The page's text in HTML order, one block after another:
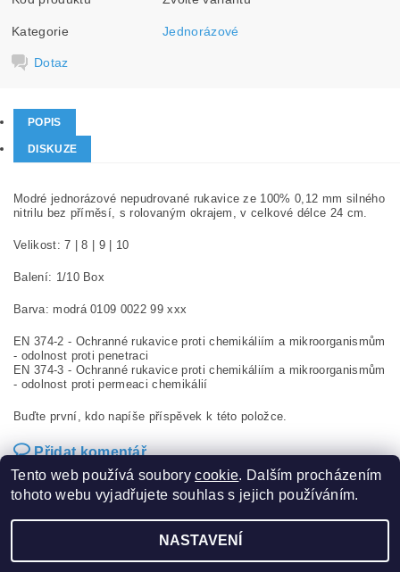
Kategorie Jednorázové
Dotaz
POPIS
DISKUZE
Modré jednorázové nepudrované rukavice ze 100% 0,12 mm silného
nitrilu bez příměsí, s rolovaným okrajem, v celkové délce 24 cm.
Velikost: 7 | 8 | 9 | 10
Balení: 1/10 Box
Barva: modrá 0109 0022 99 xxx
EN 374-2 - Ochranné rukavice proti chemikáliím a mikroorganismům
- odolnost proti penetraci
EN 374-3 - Ochranné rukavice proti chemikáliím a mikroorganismům
- odolnost proti permeaci chemikálií
Buďte první, kdo napíše příspěvek k této položce.
Přidat komentář
2026 ©Sucom production s.r.o., všechna práva vyhrazena
Tento web používá souborycookie. Dalším procházením
tohoto webu vyjadřujete souhlas s jejich používáním.
NASTAVENÍ